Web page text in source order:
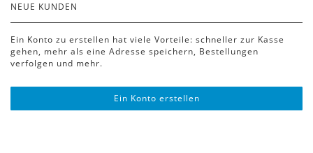
NEUE KUNDEN
Ein Konto zu erstellen hat viele Vorteile: schneller zur Kasse
gehen, mehr als eine Adresse speichern, Bestellungen
verfolgen und mehr.
Ein Konto erstellen